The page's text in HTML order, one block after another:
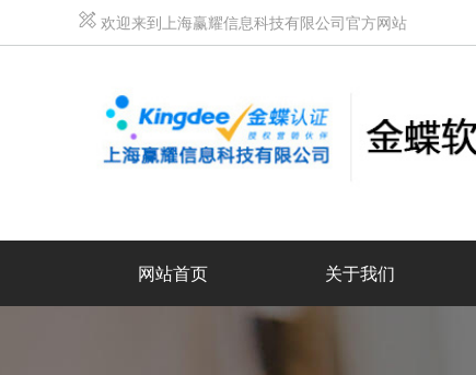
欢迎来到上海赢耀信息科技有限公司官方网站
网站首页 关于我们